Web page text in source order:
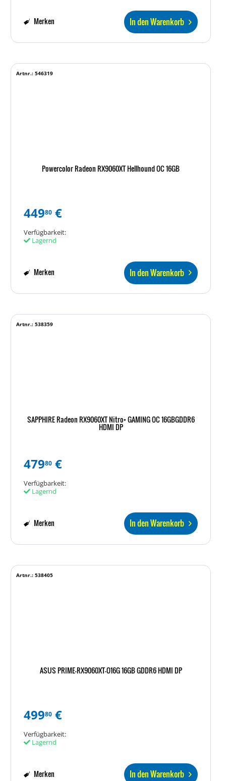
In den Warenkorb
Merken
Powercolor Radeon RX9060XT Hellhound OC 16GB
Artnr.: 546319
44980 €
Verfügbarkeit:
Lagernd
In den Warenkorb
Merken
SAPPHIRE Radeon RX9060XT Nitro+ GAMING OC 16GBGDDR6
HDMI DP
Artnr.: 538359
47980 €
Verfügbarkeit:
Lagernd
In den Warenkorb
Merken
ASUS PRIME-RX9060XT-O16G 16GB GDDR6 HDMI DP
Artnr.: 538405
49980 €
Verfügbarkeit:
Lagernd
In den Warenkorb
Merken